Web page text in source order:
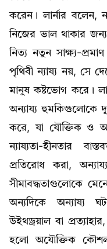
করেন। লার্নার বলেন,
নিজের ভাল থাকার
নিত্য নতুন সাক্ষ্য-
পৃথিবী ন্যায্য নয়, সে
মানুষ কষ্টভোগ করে।
অন্যায্য হুমকিগুলোকে
করে, যা যৌক্তিক ও
ন্যায্যতা-হীনতার
প্রতিরোধ করা,
সীমাবদ্ধতাগুলোকে
অন্যদিকে অন্যায্য
উইথড্রয়াল বা প্রত্যাহার,
হলো অযৌক্তিক